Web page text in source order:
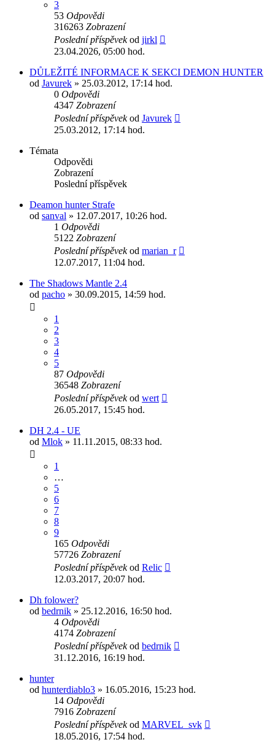
3
53 Odpovědi
316263 Zobrazení
Poslední příspěvekod jirkl
23.04.2026, 05:00 hod.
DŮLEŽITÉ INFORMACE K SEKCI DEMON HUNTER
od Javurek » 25.03.2012, 17:14 hod.
0 Odpovědi
4347 Zobrazení
Poslední příspěvekod Javurek
25.03.2012, 17:14 hod.
Témata
Odpovědi
Zobrazení
Poslední příspěvek
Deamon hunter Strafe
od sanval » 12.07.2017, 10:26 hod.
1 Odpovědi
5122 Zobrazení
Poslední příspěvekod marian_r
12.07.2017, 11:04 hod.
The Shadows Mantle 2.4
od pacho » 30.09.2015, 14:59 hod.
1
2
3
4
5
87 Odpovědi
36548 Zobrazení
Poslední příspěvekod wert
26.05.2017, 15:45 hod.
DH 2.4 - UE
od Mlok » 11.11.2015, 08:33 hod.
1
…
5
6
7
8
9
165 Odpovědi
57726 Zobrazení
Poslední příspěvekod Relic
12.03.2017, 20:07 hod.
Dh folower?
od bedrnik » 25.12.2016, 16:50 hod.
4 Odpovědi
4174 Zobrazení
Poslední příspěvekod bedrnik
31.12.2016, 16:19 hod.
hunter
od hunterdiablo3 » 16.05.2016, 15:23 hod.
14 Odpovědi
7916 Zobrazení
Poslední příspěvekod MARVEL_svk
18.05.2016, 17:54 hod.